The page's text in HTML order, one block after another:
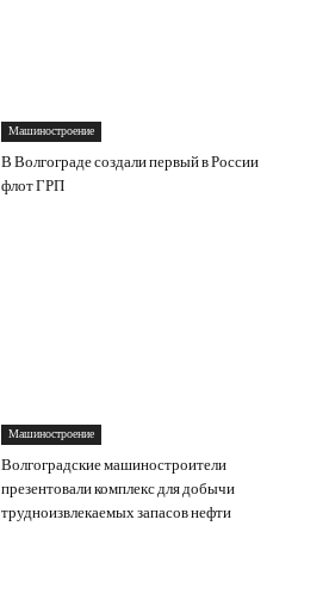
Машиностроение
В Волгограде создали первый в России
флот ГРП
Машиностроение
Волгоградские машиностроители
презентовали комплекс для добычи
трудноизвлекаемых запасов нефти